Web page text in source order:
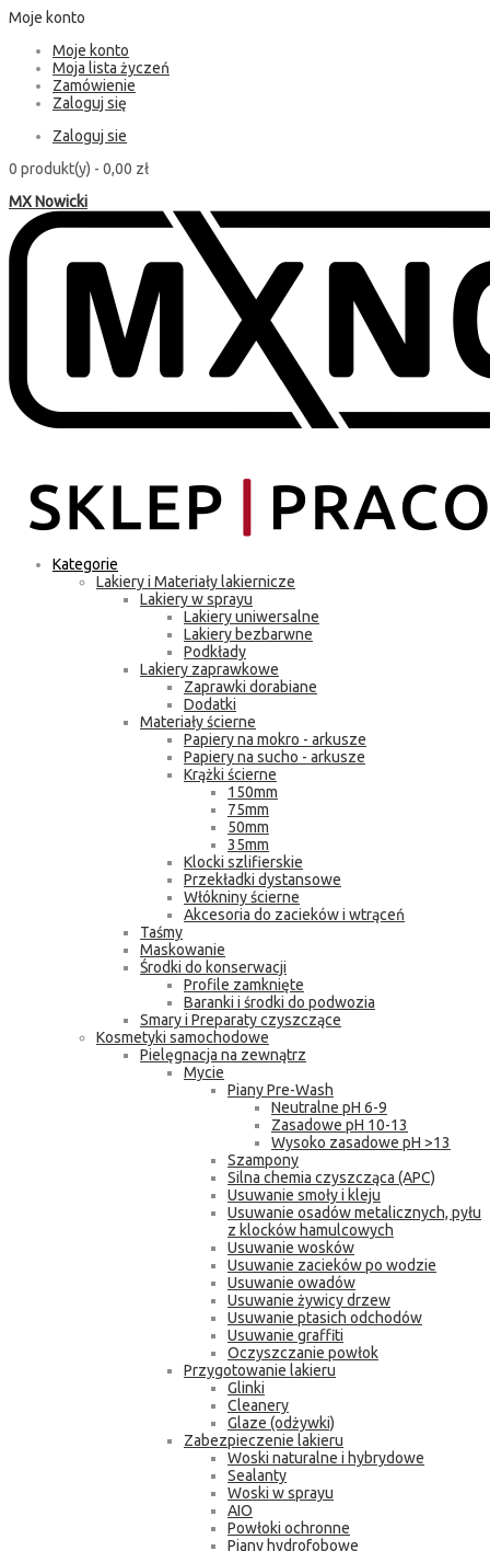
Moje konto
Moje konto
Moja lista życzeń
Zamówienie
Zaloguj się
Zaloguj sie
0 produkt(y) - 0,00 zł
MX Nowicki
Kategorie
Lakiery i Materiały lakiernicze
Lakiery w sprayu
Lakiery uniwersalne
Lakiery bezbarwne
Podkłady
Lakiery zaprawkowe
Zaprawki dorabiane
Dodatki
Materiały ścierne
Papiery na mokro - arkusze
Papiery na sucho - arkusze
Krążki ścierne
150mm
75mm
50mm
35mm
Klocki szlifierskie
Przekładki dystansowe
Włókniny ścierne
Akcesoria do zacieków i wtrąceń
Taśmy
Maskowanie
Środki do konserwacji
Profile zamknięte
Baranki i środki do podwozia
Smary i Preparaty czyszczące
Kosmetyki samochodowe
Pielęgnacja na zewnątrz
Mycie
Piany Pre-Wash
Neutralne pH 6-9
Zasadowe pH 10-13
Wysoko zasadowe pH >13
Szampony
Silna chemia czyszcząca (APC)
Usuwanie smoły i kleju
Usuwanie osadów metalicznych, pyłu
z klocków hamulcowych
Usuwanie wosków
Usuwanie zacieków po wodzie
Usuwanie owadów
Usuwanie żywicy drzew
Usuwanie ptasich odchodów
Usuwanie graffiti
Oczyszczanie powłok
Przygotowanie lakieru
Glinki
Cleanery
Glaze (odżywki)
Zabezpieczenie lakieru
Woski naturalne i hybrydowe
Sealanty
Woski w sprayu
AIO
Powłoki ochronne
Piany hydrofobowe